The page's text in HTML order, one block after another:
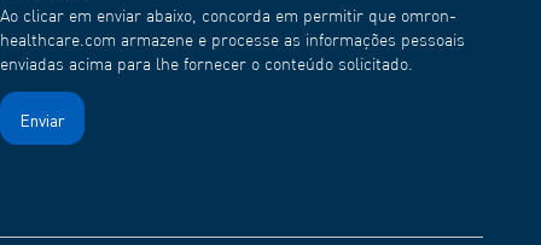
Ao clicar em enviar abaixo, concorda em permitir que omron-
healthcare.com armazene e processe as informações pessoais
enviadas acima para lhe fornecer o conteúdo solicitado.